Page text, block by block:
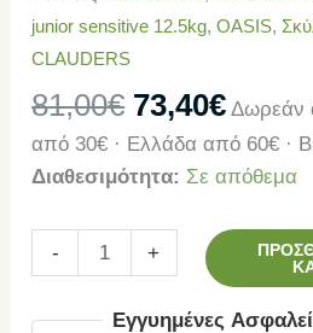
junior sensitive 12.5kg,OASIS,
CLAUDERS
81,00€ 73,40€ Δωρεάν
από 30€ · Ελλάδα από 60€ ·
Διαθεσιμότητα: Σε απόθεμα
- +
Εγγυημένες